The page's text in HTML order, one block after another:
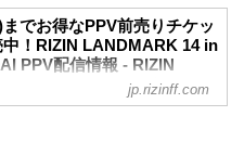
“ブラックパンサー”ベイノア
ビラル海
までお得なPPV前売りチケッ
中！RIZIN LANDMARK 14 in
PPV配信情報 - RIZIN
FEDERATION オフィシ
イト
jp.rizinff.com